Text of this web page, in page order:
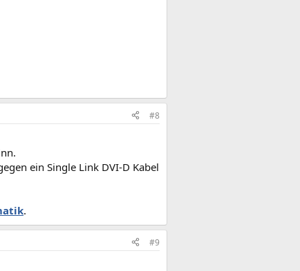
#8
ein Single Link DVI-D Kabel
.
#9